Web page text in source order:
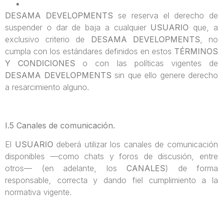
DESAMA DEVELOPMENTS se reserva el derecho de
suspender o dar de baja a cualquier USUARIO que, a
exclusivo criterio de DESAMA DEVELOPMENTS , no
cumpla con los estándares definidos en estos TÉRMINOS
Y CONDICIONES o con las políticas vigentes de
DESAMA DEVELOPMENTS sin que ello genere derecho
a resarcimiento alguno.
I.5 Canales de comunicación.
El USUARIO deberá utilizar los canales de comunicación
disponibles —como chats y foros de discusión, entre
otros— (en adelante, los CANALES) de forma
responsable, correcta y dando fiel cumplimiento a la
normativa vigente.